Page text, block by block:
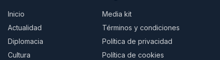
Inicio
Actualidad
Diplomacia
Cultura
Media kit
Términos y condiciones
Política de privacidad
Política de cookies